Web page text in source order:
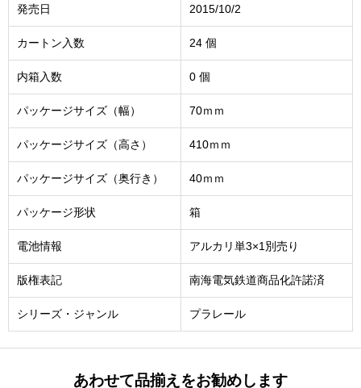
発売日 2015/10/2
カートン入数 24 個
内箱入数 0 個
パッケージサイズ（幅） 70ｍｍ
パッケージサイズ（高さ） 410ｍｍ
パッケージサイズ（奥行き） 40ｍｍ
パッケージ形状 箱
電池情報 アルカリ単3×1別売り
版権表記 南海電気鉄道商品化許諾済
シリーズ・ジャンル プラレール
あわせて品揃えをお勧めします